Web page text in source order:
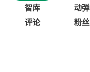
智库
动弹
评论
粉丝